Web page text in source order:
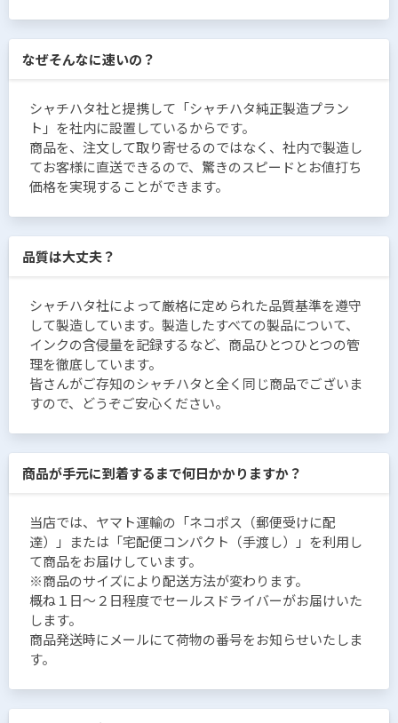
なぜそんなに速いの？
シャチハタ社と提携して「シャチハタ純正製造プラン
ト」を社内に設置しているからです。
商品を、注文して取り寄せるのではなく、社内で製造し
てお客様に直送できるので、驚きのスピードとお値打ち
価格を実現することができます。
品質は大丈夫？
シャチハタ社によって厳格に定められた品質基準を遵守
して製造しています。製造したすべての製品について、
インクの含侵量を記録するなど、商品ひとつひとつの管
理を徹底しています。
皆さんがご存知のシャチハタと全く同じ商品でございま
すので、どうぞご安心ください。
商品が手元に到着するまで何日かかりますか？
当店では、ヤマト運輸の「ネコポス（郵便受けに配
達）」または「宅配便コンパクト（手渡し）」を利用し
て商品をお届けしています。
※商品のサイズにより配送方法が変わります。
概ね１日〜２日程度でセールスドライバーがお届けいた
します。
商品発送時にメールにて荷物の番号をお知らせいたしま
す。